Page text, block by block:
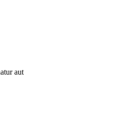
aut